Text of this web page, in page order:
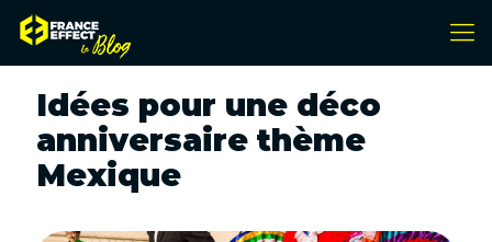
Idées pour une déco
anniversaire thème
Mexique